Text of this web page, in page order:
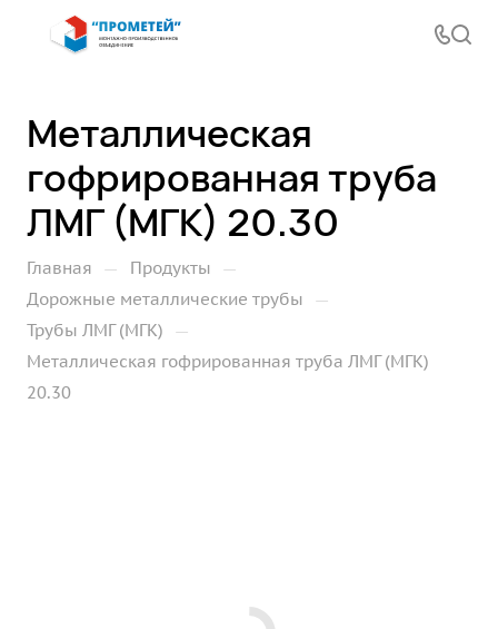
Металлическая
гофрированная труба
ЛМГ (МГК) 20.30
Главная — Продукты —
Дорожные металлические трубы —
Трубы ЛМГ (МГК) —
Металлическая гофрированная труба ЛМГ (МГК)
20.30